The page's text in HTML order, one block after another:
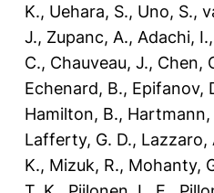
K., Uehara, S., Uno, S.,
J., Zupanc, A., Adachi, I.,
C., Chauveau, J., Chen,
Echenard, B., Epifanov,
Hamilton, B., Hartmann,
Lafferty, G. D., Lazzaro,
K., Mizuk, R., Mohanty,